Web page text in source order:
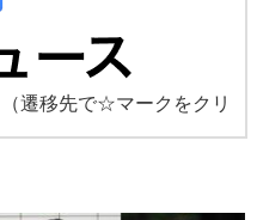
（遷移先で☆マークをクリ